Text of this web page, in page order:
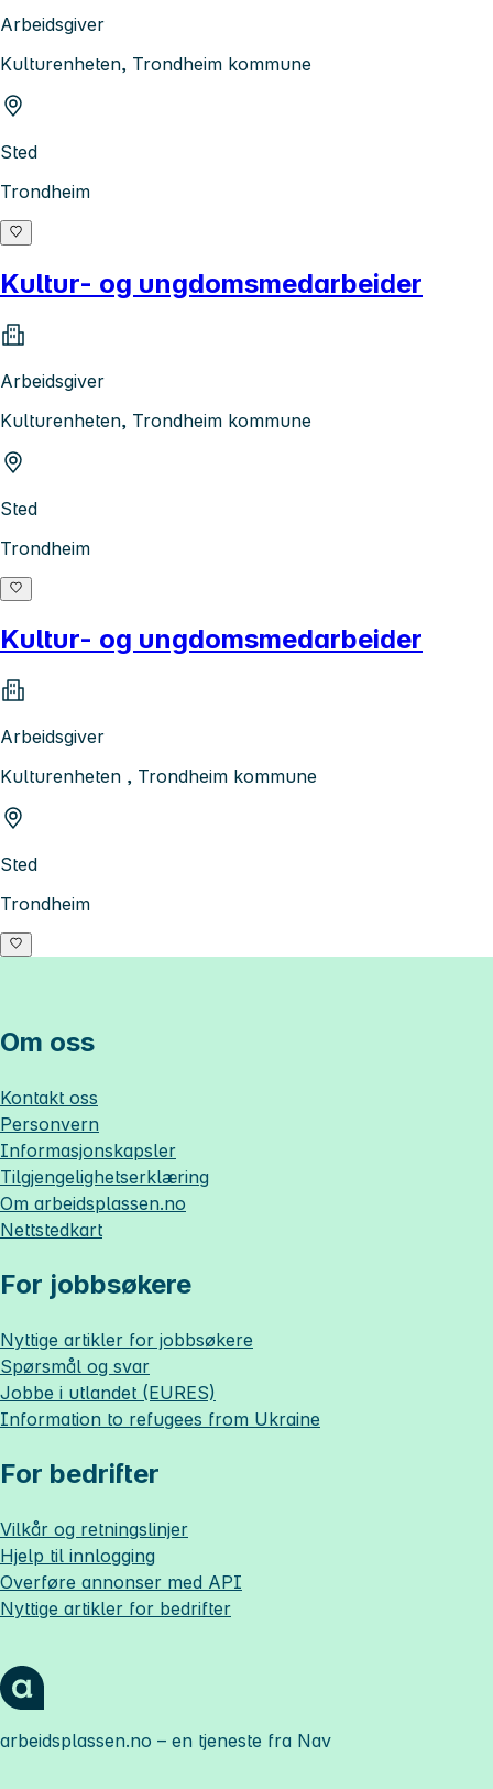
Arbeidsgiver
Kulturenheten, Trondheim kommune
Sted
Trondheim
Kultur- og ungdomsmedarbeider
Arbeidsgiver
Kulturenheten, Trondheim kommune
Sted
Trondheim
Kultur- og ungdomsmedarbeider
Arbeidsgiver
Kulturenheten , Trondheim kommune
Sted
Trondheim
Om oss
Kontakt oss
Personvern
Informasjonskapsler
Tilgjengelighetserklæring
Om arbeidsplassen.no
Nettstedkart
For jobbsøkere
Nyttige artikler for jobbsøkere
Spørsmål og svar
Jobbe i utlandet (EURES)
Information to refugees from Ukraine
For bedrifter
Vilkår og retningslinjer
Hjelp til innlogging
Overføre annonser med API
Nyttige artikler for bedrifter
arbeidsplassen.no – en tjeneste fra Nav